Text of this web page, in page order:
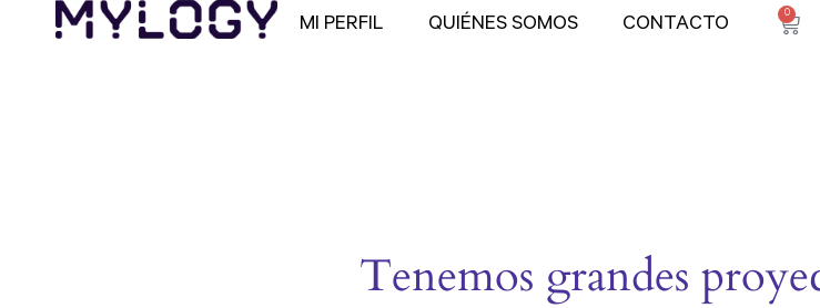
MI PERFIL QUIÉNES SOMOS CONTACTO
0
Tenemos grandes